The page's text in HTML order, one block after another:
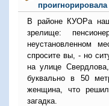
В районе КУОРа
зрелище:
неустановленном
спросите вы, - но
на улице
буквально в 50
женщина, что
загадка.